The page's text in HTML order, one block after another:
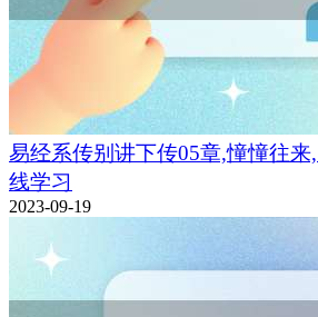
易经系传别讲下传05章,憧憧往
线学习
2023-09-19